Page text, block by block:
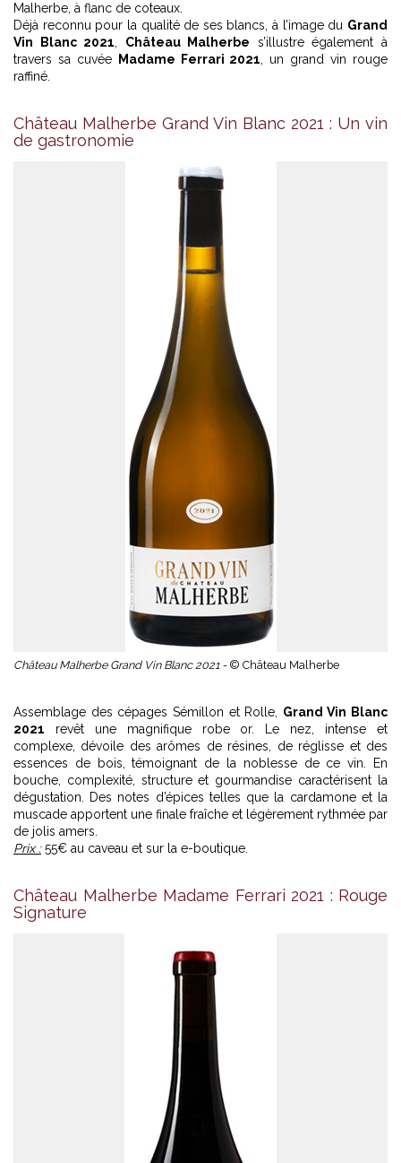
Malherbe, à flanc de coteaux.
Déjà reconnu pour la qualité de ses blancs, à l’image du Grand
Vin Blanc 2021
Château Malherbe s’illustre également à
travers sa cuvée
Madame Ferrari 2021 , un grand vin rouge
raffiné.
Château Malherbe Grand Vin Blanc 2021 : Un vin
de gastronomie
Château Malherbe Grand Vin Blanc 2021 - © Château Malherbe
Assemblage des cépages Sémillon et Rolle, Grand Vin Blanc
2021 revêt une magnifique robe or. Le nez, intense et
complexe, dévoile des arômes de résines, de réglisse et des
essences de bois, témoignant de la noblesse de ce vin. En
bouche, complexité, structure et gourmandise caractérisent la
dégustation. Des notes d’épices telles que la cardamone et la
muscade apportent une finale fraîche et légèrement rythmée par
de jolis amers.
Prix :55€ au caveau et sur la e-boutique.
Château Malherbe Madame Ferrari 2021 : Rouge
Signature